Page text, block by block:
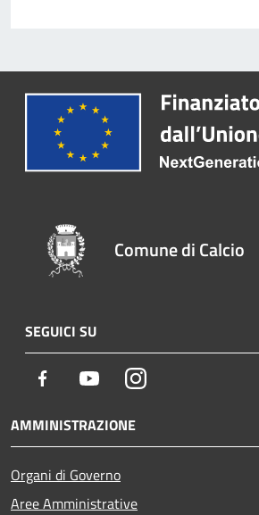
Comune di Calcio
SEGUICI SU
Facebook YoutubeInstagram
AMMINISTRAZIONE
Organi di Governo
Aree Amministrative